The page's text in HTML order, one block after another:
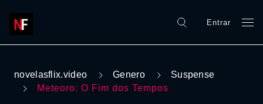
Entrar
novelasflix.video Genero
Suspense
Meteoro: O Fim dos Tempos